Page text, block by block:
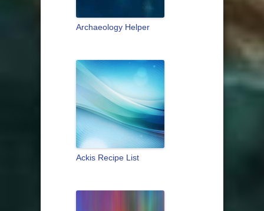
Archaeology Helper
Ackis Recipe List